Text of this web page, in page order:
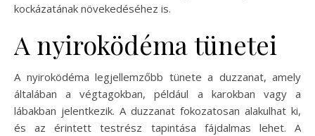
kockázatának növekedéséhez is.
A nyiroködéma tünetei
A nyiroködéma legjellemzőbb tünete a duzzanat, amely
általában a végtagokban, például a karokban vagy a
lábakban jelentkezik. A duzzanat fokozatosan alakulhat ki,
és az érintett testrész tapintása fájdalmas lehet. A